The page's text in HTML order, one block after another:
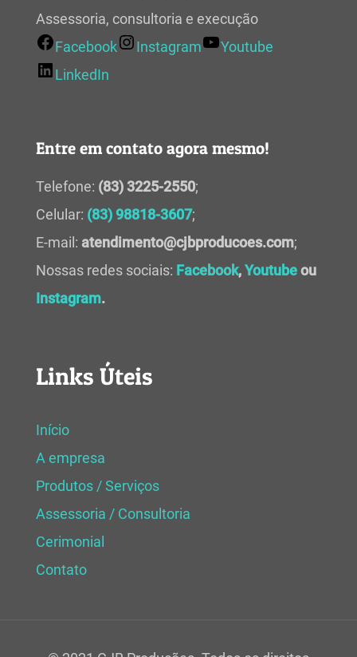
Assessoria, consultoria e execução
Facebook
Instagram
Youtube
LinkedIn
Entre em contato agora mesmo!
Telefone: (83) 3225-2550;
Celular: (83) 98818-3607;
E-mail: atendimento@cjbproducoes.com;
Nossas redes sociais: Facebook,Youtubeou
Instagram.
Links Úteis
Início
A empresa
Produtos / Serviços
Assessoria / Consultoria
Cerimonial
Contato